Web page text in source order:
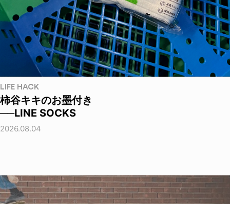
LIFE HACK
柿谷キキのお墨付き
──LINE SOCKS
2026.08.04